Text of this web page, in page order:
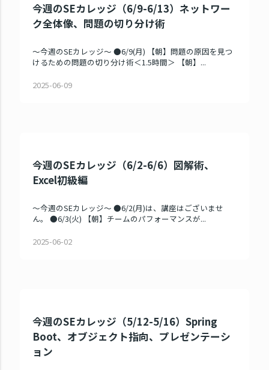
今週のSEカレッジ（6/9-6/13）ネットワー
ク全体像、問題の切り分け術
～今週のSEカレッジ～ ●6/9(月) 【朝】問題の原因を見つ
けるための問題の切り分け術＜1.5時間＞ 【朝】...
2025-06-09
今週のSEカレッジ（6/2-6/6）図解術、
Excel初級編
～今週のSEカレッジ～ ●6/2(月)は、講座はございませ
ん。 ●6/3(火) 【朝】チームのパフォーマンスが...
2025-06-02
今週のSEカレッジ（5/12-5/16）Spring
Boot、オブジェクト指向、プレゼンテーシ
ョン